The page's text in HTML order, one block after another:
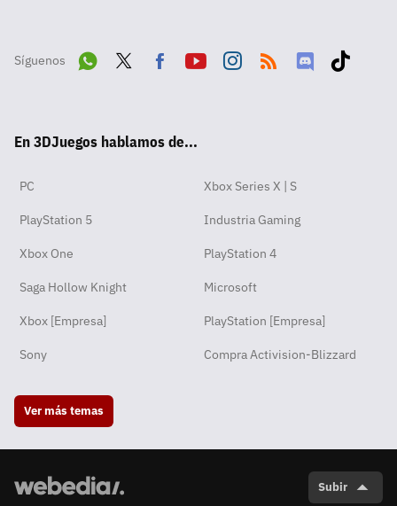
Síguenos
pp
ok
En 3DJuegos hablamos de...
PC Xbox Series X | S
PlayStation 5 Industria Gaming
Xbox One PlayStation 4
Saga Hollow Knight Microsoft
Xbox [Empresa] PlayStation [Empresa]
Sony Compra Activision-Blizzard
Ver más temas
Subir